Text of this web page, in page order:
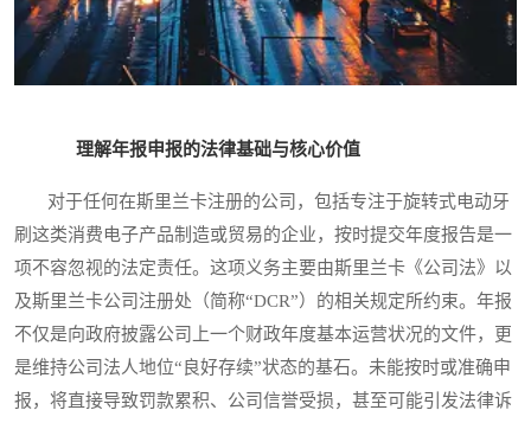
理解年报申报的法律基础与核心价值
对于任何在斯里兰卡注册的公司，包括专注于旋转式电动牙
刷这类消费电子产品制造或贸易的企业，按时提交年度报告是一
项不容忽视的法定责任。这项义务主要由斯里兰卡《公司法》以
及斯里兰卡公司注册处（简称“DCR”）的相关规定所约束。年报
不仅是向政府披露公司上一个财政年度基本运营状况的文件，更
是维持公司法人地位“良好存续”状态的基石。未能按时或准确申
报，将直接导致罚款累积、公司信誉受损，甚至可能引发法律诉